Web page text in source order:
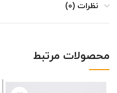
نظرات (0)
محصولات مرتبط